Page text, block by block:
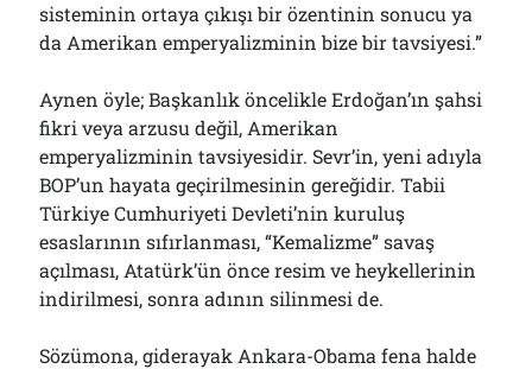
sisteminin ortaya çıkışı bir özentinin sonucu ya
da Amerikan emperyalizminin bize bir tavsiyesi.”
Aynen öyle; Başkanlık öncelikle Erdoğan’ın şahsi
fikri veya arzusu değil, Amerikan
emperyalizminin tavsiyesidir. Sevr’in, yeni adıyla
BOP’un hayata geçirilmesinin gereğidir. Tabii
Türkiye Cumhuriyeti Devleti’nin kuruluş
esaslarının sıfırlanması, “Kemalizme” savaş
açılması, Atatürk’ün önce resim ve heykellerinin
indirilmesi, sonra adının silinmesi de.
Sözümona, giderayak Ankara-Obama fena halde